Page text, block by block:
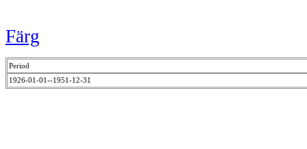
Färg
Period
1926-01-01--1951-12-31